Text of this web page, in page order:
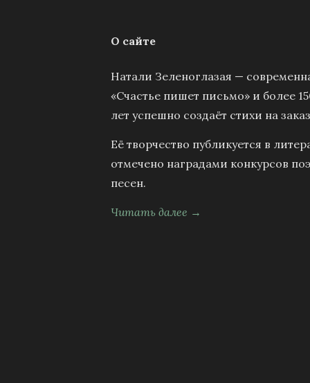
О сайте
Натали Зеленоглазая —
«Счастье пишет письмо» и более
лет успешно создаёт стихи на
Её творчество публикуется в
отмечено наградами конкурсов
песен.
Читать далее →